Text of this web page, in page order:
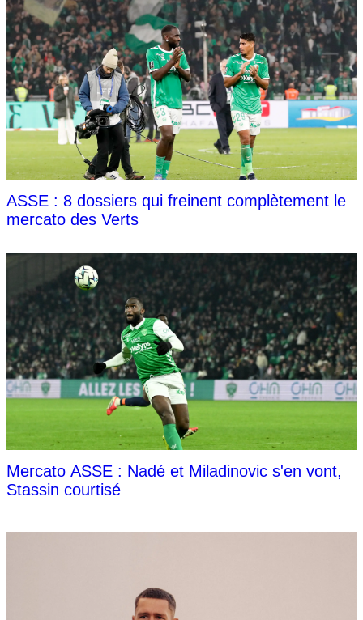
ASSE : 8 dossiers qui freinent complètement le
mercato des Verts
Mercato ASSE : Nadé et Miladinovic s'en vont,
Stassin courtisé